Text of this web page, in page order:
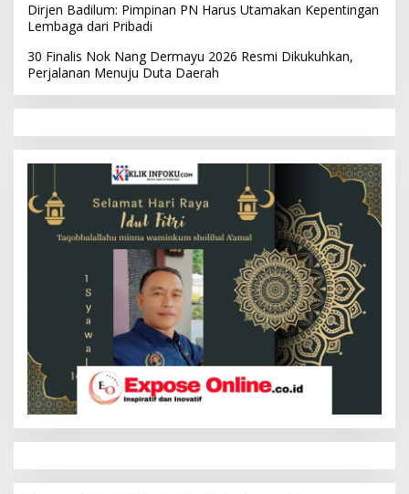
Dirjen Badilum: Pimpinan PN Harus Utamakan Kepentingan
Lembaga dari Pribadi
30 Finalis Nok Nang Dermayu 2026 Resmi Dikukuhkan,
Perjalanan Menuju Duta Daerah